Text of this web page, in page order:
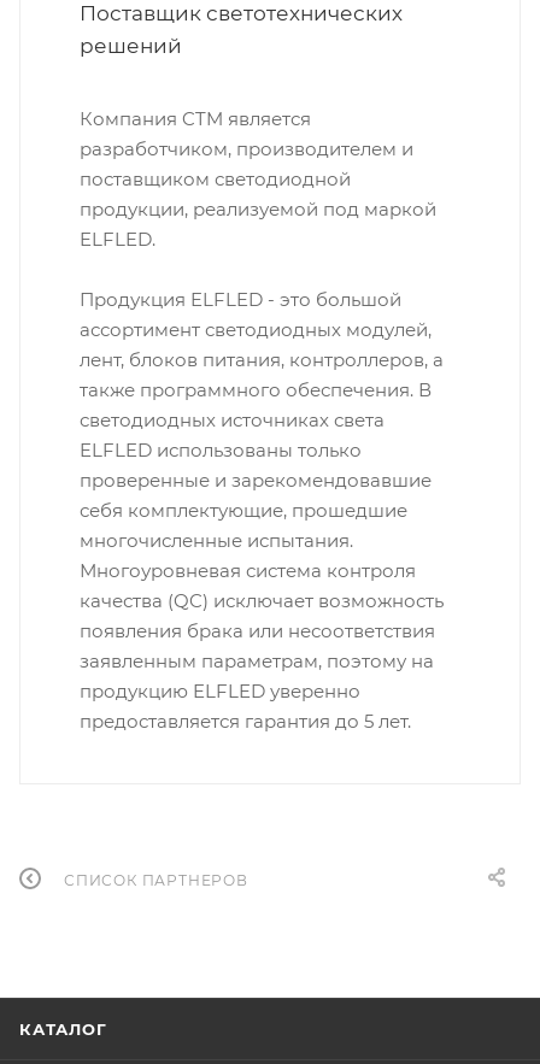
Поставщик светотехнических
решений
Компания CTM является
разработчиком, производителем и
поставщиком светодиодной
продукции, реализуемой под маркой
ELFLED.
Продукция ELFLED - это большой
ассортимент светодиодных модулей,
лент, блоков питания, контроллеров, а
также программного обеспечения. В
светодиодных источниках света
ELFLED использованы только
проверенные и зарекомендовавшие
себя комплектующие, прошедшие
многочисленные испытания.
Многоуровневая система контроля
качества (QC) исключает возможность
появления брака или несоответствия
заявленным параметрам, поэтому на
продукцию ELFLED уверенно
предоставляется гарантия до 5 лет.
СПИСОК ПАРТНЕРОВ
КАТАЛОГ